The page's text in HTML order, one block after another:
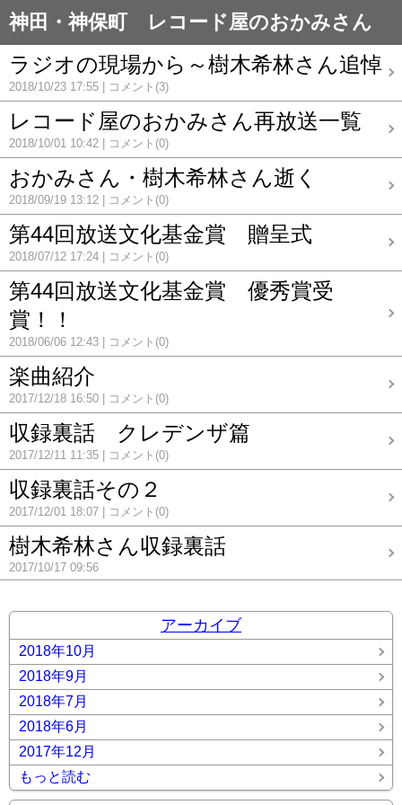
神田・神保町 レコード屋のおかみさん
ラジオの現場から～樹木希林さん追悼
2018/10/23 17:55 コメント(3)
レコード屋のおかみさん再放送一覧
2018/10/01 10:42 コメント(0)
おかみさん・樹木希林さん逝く
2018/09/19 13:12 コメント(0)
第44回放送文化基金賞 贈呈式
2018/07/12 17:24 コメント(0)
第44回放送文化基金賞 優秀賞受
賞！！
2018/06/06 12:43 コメント(0)
楽曲紹介
2017/12/18 16:50 コメント(0)
収録裏話 クレデンザ篇
2017/12/11 11:35 コメント(0)
収録裏話その２
2017/12/01 18:07 コメント(0)
樹木希林さん収録裏話
2017/10/17 09:56
アーカイブ
2018年10月
2018年9月
2018年7月
2018年6月
2017年12月
もっと読む